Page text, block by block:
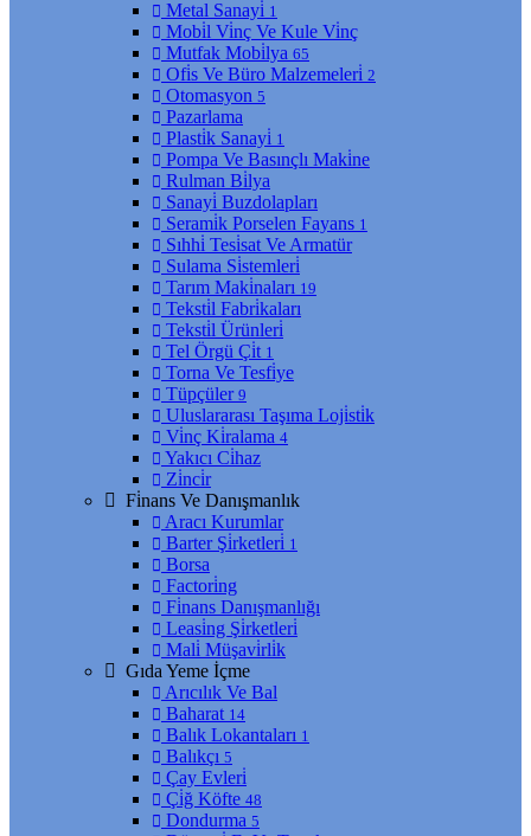
Metal Sanayi̇ 1
Mobi̇l Vi̇nç Ve Kule Vi̇nç
Mutfak Mobi̇lya 65
Ofi̇s Ve Büro Malzemeleri̇ 2
Otomasyon 5
Pazarlama
Plasti̇k Sanayi̇ 1
Pompa Ve Basınçlı Maki̇ne
Rulman Bi̇lya
Sanayi̇ Buzdolapları
Serami̇k Porselen Fayans 1
Sıhhi̇ Tesi̇sat Ve Armatür
Sulama Si̇stemleri̇
Tarım Maki̇naları 19
Teksti̇l Fabri̇kaları
Teksti̇l Ürünleri̇
Tel Örgü Çi̇t 1
Torna Ve Tesfi̇ye
Tüpçüler 9
Uluslararası Taşıma Loji̇sti̇k
Vi̇nç Ki̇ralama 4
Yakıcı Ci̇haz
Zi̇nci̇r
Fi̇nans Ve Danışmanlık
Aracı Kurumlar
Barter Şi̇rketleri̇ 1
Borsa
Factori̇ng
Fi̇nans Danışmanlığı
Leasi̇ng Şi̇rketleri̇
Mali̇ Müşavi̇rli̇k
Gıda Yeme İçme
Arıcılık Ve Bal
Baharat 14
Balık Lokantaları 1
Balıkçı 5
Çay Evleri̇
Çi̇ğ Köfte 48
Dondurma 5